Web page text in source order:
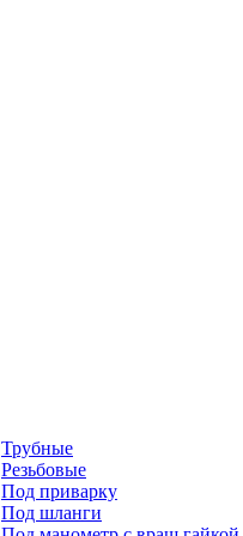
Трубные
Резьбовые
Под приварку
Под шланги